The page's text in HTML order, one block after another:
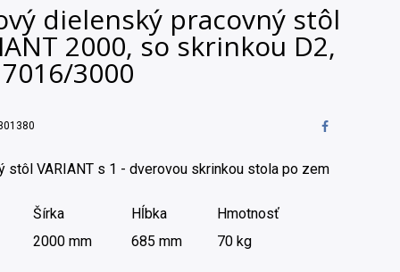
dielenský pracovný stôl
2000, so skrinkou D2,
3000
stôl VARIANT s 1 - dverovou skrinkou stola po zem
Šírka Hĺbka
Hmotnosť
2000 mm
685 mm 70 kg